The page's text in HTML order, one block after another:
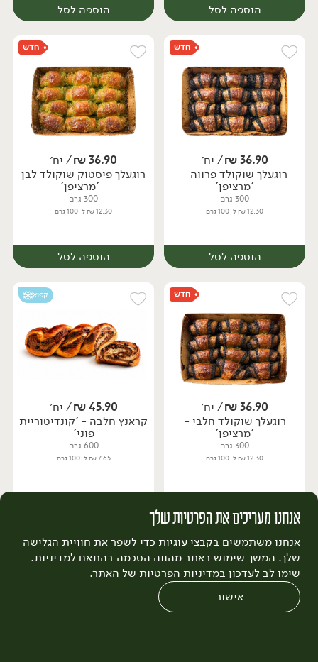
הוספה לסל
יח׳
הוספה לסל
יח׳
36.90
₪/ יח׳
רוגעלך שוקולד פרווה -
'מרציפן'
300 גרם
12.30 ₪ ל-100 גרם
הוספה לסל
יח׳
36.90
₪/ יח׳
רוגעלך פיסטוק שוקולד לבן
- 'מרציפן'
300 גרם
12.30 ₪ ל-100 גרם
הוספה לסל
יח׳
36.90
₪/ יח׳
רוגעלך שוקולד חלבי -
'מרציפן'
300 גרם
12.30 ₪ ל-100 גרם
קפוא
45.90
₪/ יח׳
קראנץ חלבה - 'קונדיטוריית
פוני'
600 גרם
7.65 ₪ ל-100 גרם
קפוא קפוא
אנחנו מעריכים את הפרטיות שלך
אנחנו משתמשים בקבצי עוגיות כדי לשפר את חוויית הגלישה
שלך. המשך שימוש באתר מהווה הסכמה בהתאם למדיניות.
שימו לב לעדכון במדיניות הפרטיות של האתר.
אישור